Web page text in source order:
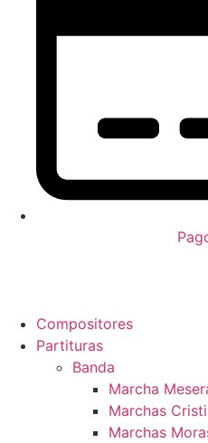
Compositores
Partituras
Banda
Marcha
Marchas
Marchas